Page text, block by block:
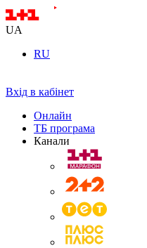
UA
RU
Вхід в кабінет
Онлайн
ТБ програма
Канали